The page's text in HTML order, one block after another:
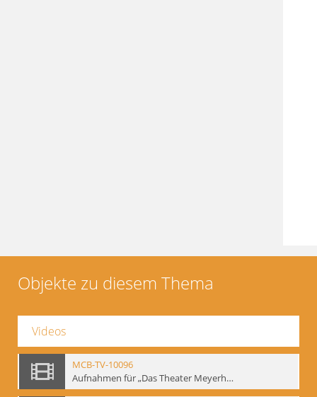
Objekte zu diesem Thema
Videos
MCB-TV-10096
Aufnahmen für „Das Theater Meyerholds und die Biomechanik“ (6). Biomechanische Grundelemente und szenische Umsetzung, Ausschnitt 2 - Interne Signatur: BM-vid-6_A2